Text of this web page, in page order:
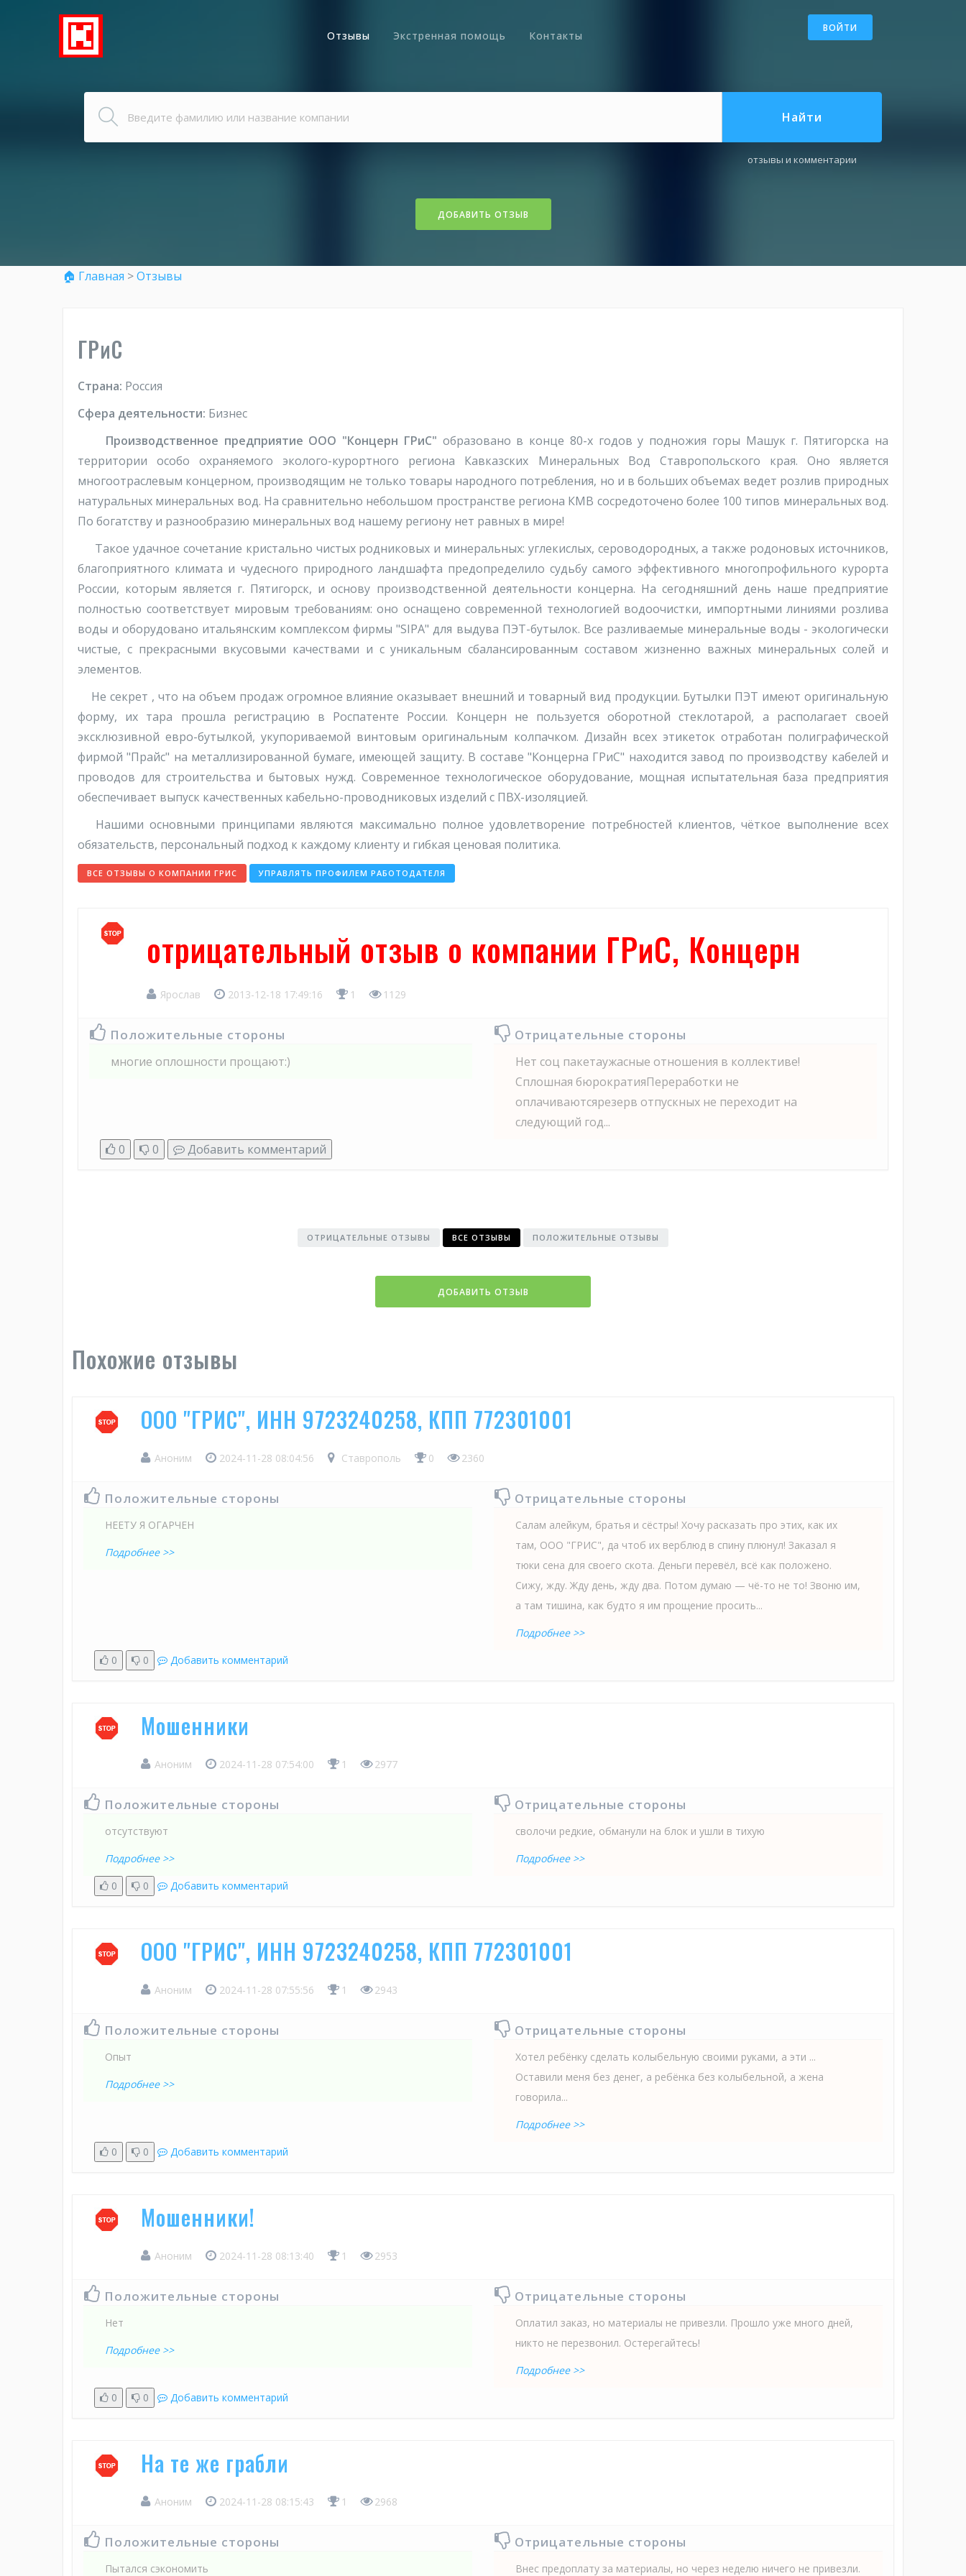
ВОЙТИ
Отзывы Экстренная помощь Контакты
Найти
отзывы и комментарии
ДОБАВИТЬ ОТЗЫВ
🏠 Главная >Отзывы
ГРиС
Страна: Россия
Сфера деятельности: Бизнес
Производственное предприятие ООО "Концерн ГРиС" образовано в конце 80-х годов у подножия горы Машук г. Пятигорска на
территории особо охраняемого эколого-курортного региона Кавказских Минеральных Вод Ставропольского края. Оно является
многоотраслевым концерном, производящим не только товары народного потребления, но и в больших объемах ведет розлив природных
натуральных минеральных вод. На сравнительно небольшом пространстве региона КМВ сосредоточено более 100 типов минеральных вод.
По богатству и разнообразию минеральных вод нашему региону нет равных в мире!
Такое удачное сочетание кристально чистых родниковых и минеральных: углекислых, сероводородных, а также родоновых источников,
благоприятного климата и чудесного природного ландшафта предопределило судьбу самого эффективного многопрофильного курорта
России, которым является г. Пятигорск, и основу производственной деятельности концерна. На сегодняшний день наше предприятие
полностью соответствует мировым требованиям: оно оснащено современной технологией водоочистки, импортными линиями розлива
воды и оборудовано итальянским комплексом фирмы "SIPA" для выдува ПЭТ-бутылок. Все разливаемые минеральные воды - экологически
чистые, с прекрасными вкусовыми качествами и с уникальным сбалансированным составом жизненно важных минеральных солей и
элементов.
Не секрет , что на объем продаж огромное влияние оказывает внешний и товарный вид продукции. Бутылки ПЭТ имеют оригинальную
форму, их тара прошла регистрацию в Роспатенте России. Концерн не пользуется оборотной стеклотарой, а располагает своей
эксклюзивной евро-бутылкой, укупориваемой винтовым оригинальным колпачком. Дизайн всех этикеток отработан полиграфической
фирмой "Прайс" на металлизированной бумаге, имеющей защиту. В составе "Концерна ГРиС" находится завод по производству кабелей и
проводов для строительства и бытовых нужд. Современное технологическое оборудование, мощная испытательная база предприятия
обеспечивает выпуск качественных кабельно-проводниковых изделий с ПВХ-изоляцией.
Нашими основными принципами являются максимально полное удовлетворение потребностей клиентов, чёткое выполнение всех
обязательств, персональный подход к каждому клиенту и гибкая ценовая политика.
ВСЕ ОТЗЫВЫ О КОМПАНИИ ГРИС УПРАВЛЯТЬ ПРОФИЛЕМ РАБОТОДАТЕЛЯ
отрицательный отзыв о компании ГРиС, Концерн
Ярослав 2013-12-18 17:49:16 1 1129
Положительные стороны
многие оплошности прощают:)
Отрицательные стороны
Нет соц пакетаужасные отношения в коллективе!
Сплошная бюрократияПереработки не
оплачиваютсярезерв отпускных не переходит на
следующий год...
0
0 Добавить комментарий
ОТРИЦАТЕЛЬНЫЕ ОТЗЫВЫ ВСЕ ОТЗЫВЫ ПОЛОЖИТЕЛЬНЫЕ ОТЗЫВЫ
ДОБАВИТЬ ОТЗЫВ
Похожие отзывы
ООО "ГРИС", ИНН 9723240258, КПП 772301001
Аноним 2024-11-28 08:04:56 Ставрополь 0 2360
Положительные стороны
НЕЕТУ Я ОГАРЧЕН
Подробнее >>
Отрицательные стороны
Салам алейкум, братья и сёстры! Хочу расказать про этих, как их
там, ООО "ГРИС", да чтоб их верблюд в спину плюнул! Заказал я
тюки сена для своего скота. Деньги перевёл, всё как положено.
Сижу, жду. Жду день, жду два. Потом думаю — чё-то не то! Звоню им,
а там тишина, как будто я им прощение просить...
Подробнее >>
0
0 Добавить комментарий
Мошенники
Аноним 2024-11-28 07:54:00 1 2977
Положительные стороны
отсутствуют
Подробнее >>
Отрицательные стороны
сволочи редкие, обманули на блок и ушли в тихую
Подробнее >>
0
0 Добавить комментарий
ООО "ГРИС", ИНН 9723240258, КПП 772301001
Аноним 2024-11-28 07:55:56 1 2943
Положительные стороны
Опыт
Подробнее >>
Отрицательные стороны
Хотел ребёнку сделать колыбельную своими руками, а эти ...
Оставили меня без денег, а ребёнка без колыбельной, а жена
говорила...
Подробнее >>
0
0 Добавить комментарий
Мошенники!
Аноним 2024-11-28 08:13:40 1 2953
Положительные стороны
Нет
Подробнее >>
Отрицательные стороны
Оплатил заказ, но материалы не привезли. Прошло уже много дней,
никто не перезвонил. Остерегайтесь!
Подробнее >>
0
0 Добавить комментарий
На те же грабли
Аноним 2024-11-28 08:15:43 1 2968
Положительные стороны
Пытался сэкономить
Отрицательные стороны
Внес предоплату за материалы, но через неделю ничего не привезли.